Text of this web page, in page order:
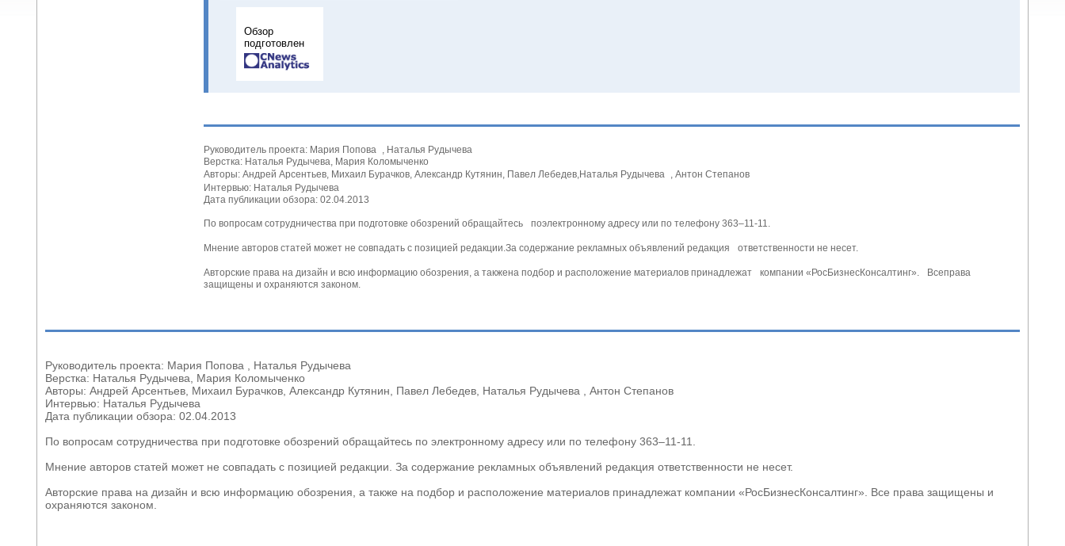
Обзор
подготовлен
Руководитель проекта: Мария Попова , Наталья Рудычева
Верстка: Наталья Рудычева, Мария Коломыченко
Авторы: Андрей Арсентьев, Михаил Бурачков, Александр Кутянин, Павел Лебедев,Наталья Рудычева , Антон Степанов
Интервью: Наталья Рудычева
Дата публикации обзора: 02.04.2013
По вопросам сотрудничества при подготовке обозрений обращайтесь поэлектронному адресу или по телефону 363–11-11.
Мнение авторов статей может не совпадать с позицией редакции.За содержание рекламных объявлений редакция ответственности не несет.
Авторские права на дизайн и всю информацию обозрения, а такжена подбор и расположение материалов принадлежат компании «РосБизнесКонсалтинг». Всеправа
защищены и охраняются законом.
Руководитель проекта: Мария Попова , Наталья Рудычева
Верстка: Наталья Рудычева, Мария Коломыченко
Авторы: Андрей Арсентьев, Михаил Бурачков, Александр Кутянин, Павел Лебедев, Наталья Рудычева , Антон Степанов
Интервью: Наталья Рудычева
Дата публикации обзора: 02.04.2013
По вопросам сотрудничества при подготовке обозрений обращайтесь по электронному адресу или по телефону 363–11-11.
Мнение авторов статей может не совпадать с позицией редакции. За содержание рекламных объявлений редакция ответственности не несет.
Авторские права на дизайн и всю информацию обозрения, а также на подбор и расположение материалов принадлежат компании «РосБизнесКонсалтинг». Все права защищены и
охраняются законом.